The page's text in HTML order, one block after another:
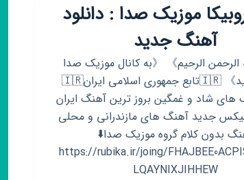
آهنگ
آهنگ
موزیک صدا : دانلود
آهنگ جدید
الرحمن الرحیم》 《به کانال موزیک صدا
خوش آمدید》 🇮🇷تابع جمهوری اسلامی ایران🇮🇷
شاد و غمگین بروز ترین آهنگ ایران
جدید آهنگ های مازندرانی و محلی
بدون کلام گروه موزیک صدا⬇️
https://rubika.ir/joing/
LQAYNIXJIHHEW